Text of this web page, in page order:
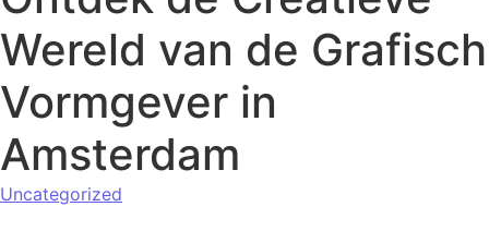
Wereld van de Grafisch
Vormgever in
Amsterdam
Uncategorized